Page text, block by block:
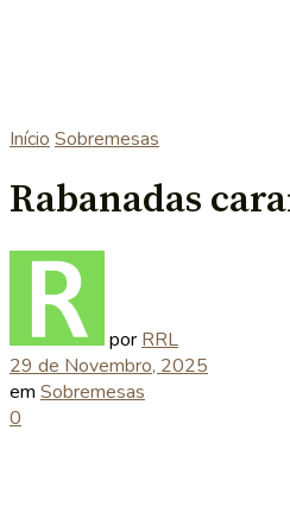
Início Sobremesas
Rabanadas
por RRL
29 de Novembro, 2025
em Sobremesas
0